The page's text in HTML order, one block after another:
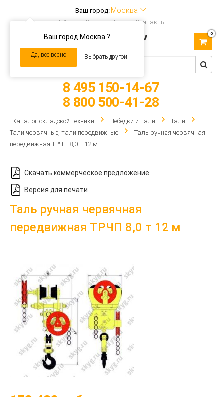
Ваш город: Москва
Ваш город Москва ?
Да, все верно Выбрать другой
Войти Карта сайта Контакты
navigation
0
8 495 150-14-67
8 800 500-41-28
Каталог складской техники Лебёдки и тали
Тали
Тали червячные, тали передвижные
Таль ручная червячная
передвижная ТРЧП 8,0 т 12 м
Скачать коммерческое предложение
Версия для печати
Таль ручная червячная
передвижная ТРЧП 8,0 т 12 м